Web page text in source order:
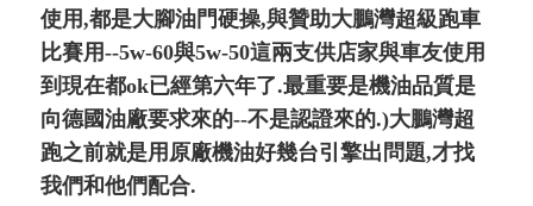
使用,都是大腳油門硬操,與贊助大鵬灣超級跑車
比賽用--5w-60與5w-50這兩支供店家與車友使用
到現在都ok已經第六年了.最重要是機油品質是
向德國油廠要求來的--不是認證來的.)大鵬灣超
跑之前就是用原廠機油好幾台引擎出問題,才找
我們和他們配合.